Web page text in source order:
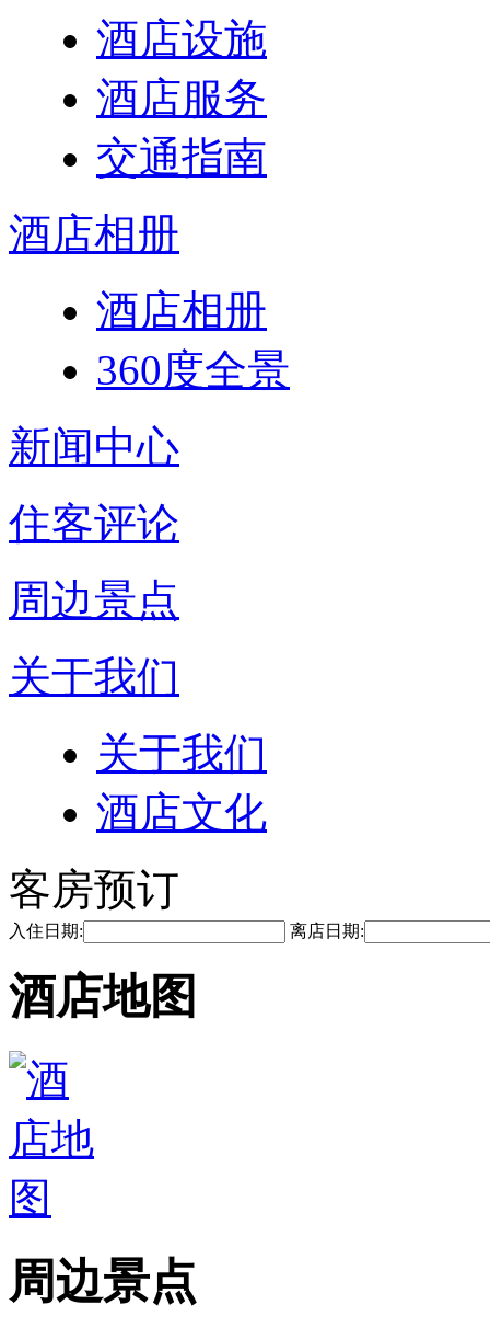
酒店设施
酒店服务
交通指南
酒店相册
酒店相册
360度全景
新闻中心
住客评论
周边景点
关于我们
关于我们
酒店文化
客房预订
入住日期: 离店日期:
酒店地图
周边景点